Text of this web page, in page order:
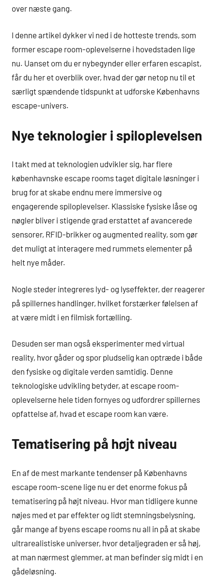
over næste gang.
I denne artikel dykker vi ned i de hotteste trends, som
former escape room-oplevelserne i hovedstaden lige
nu. Uanset om du er nybegynder eller erfaren escapist,
får du her et overblik over, hvad der gør netop nu til et
særligt spændende tidspunkt at udforske Københavns
escape-univers.
Nye teknologier i spiloplevelsen
I takt med at teknologien udvikler sig, har flere
københavnske escape rooms taget digitale løsninger i
brug for at skabe endnu mere immersive og
engagerende spiloplevelser. Klassiske fysiske låse og
nøgler bliver i stigende grad erstattet af avancerede
sensorer, RFID-brikker og augmented reality, som gør
det muligt at interagere med rummets elementer på
helt nye måder.
Nogle steder integreres lyd- og lyseffekter, der reagerer
på spillernes handlinger, hvilket forstærker følelsen af
at være midt i en filmisk fortælling.
Desuden ser man også eksperimenter med virtual
reality, hvor gåder og spor pludselig kan optræde i både
den fysiske og digitale verden samtidig. Denne
teknologiske udvikling betyder, at escape room-
oplevelserne hele tiden fornyes og udfordrer spillernes
opfattelse af, hvad et escape room kan være.
Tematisering på højt niveau
En af de mest markante tendenser på Københavns
escape room-scene lige nu er det enorme fokus på
tematisering på højt niveau. Hvor man tidligere kunne
nøjes med et par effekter og lidt stemningsbelysning,
går mange af byens escape rooms nu all in på at skabe
ultrarealistiske universer, hvor detaljegraden er så høj,
at man nærmest glemmer, at man befinder sig midt i en
gådeløsning.